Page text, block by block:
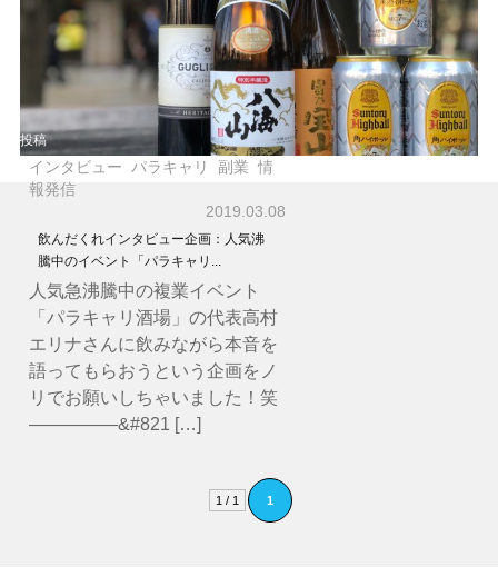
投稿
インタビュー パラキャリ 副業 情
報発信
2019.03.08
飲んだくれインタビュー企画：人気沸
騰中のイベント「パラキャリ...
人気急沸騰中の複業イベント
「パラキャリ酒場」の代表高村
エリナさんに飲みながら本音を
語ってもらおうという企画をノ
リでお願いしちゃいました！笑
—————&#821 […]
1 / 1 1